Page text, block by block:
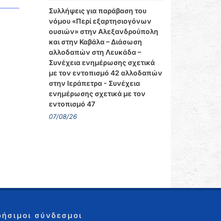
Συλλήψεις για παράβαση του
νόμου «Περί εξαρτησιογόνων
ουσιών» στην Αλεξανδρούπολη
και στην Καβάλα – Διάσωση
αλλοδαπών στη Λευκάδα –
Συνέχεια ενημέρωσης σχετικά
με τον εντοπισμό 42 αλλοδαπών
στην Ιεράπετρα - Συνέχεια
ενημέρωσης σχετικά με τον
εντοπισμό 47
07/08/26
σύνδεσμοι